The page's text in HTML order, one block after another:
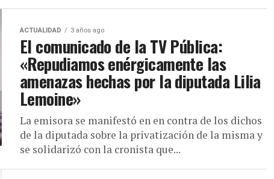
ACTUALIDAD 3 años ago
El comunicado de la TV Pública:
«Repudiamos enérgicamente las
amenazas hechas por la diputada Lilia
Lemoine»
La emisora se manifestó en en contra de los dichos
de la diputada sobre la privatización de la misma y
se solidarizó con la cronista que...